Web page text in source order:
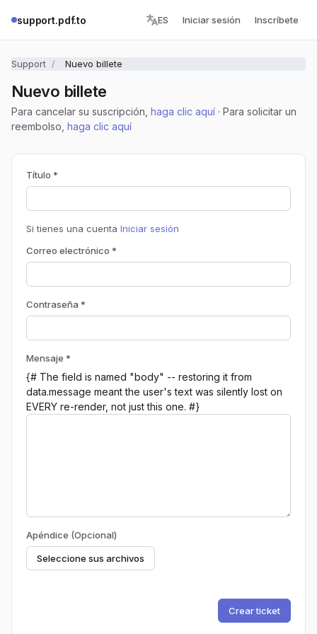
support.pdf.to ES Iniciar sesión Inscríbete
Support Nuevo billete
Nuevo billete
Para cancelar su suscripción, haga clic aquí · Para solicitar un
reembolso, haga clic aquí
Título *
Si tienes una cuenta Iniciar sesión
Correo electrónico *
Contraseña *
Mensaje *
{# The field is named "body" -- restoring it from
data.message meant the user's text was silently lost on
EVERY re-render, not just this one. #}
Apéndice (Opcional)
Seleccione sus archivos
Crear ticket